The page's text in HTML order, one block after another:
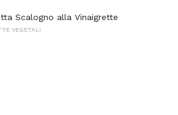
Scalogno alla Vinaigrette
VEGETALI